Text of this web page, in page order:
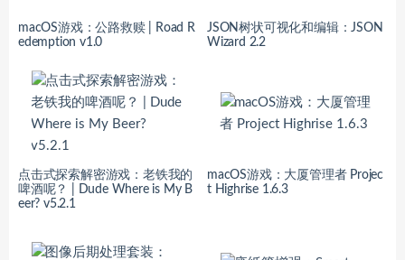
macOS游戏：公路救赎 | Road R
edemption v1.0
JSON树状可视化和编辑：JSON
Wizard 2.2
点击式探索解密游戏：老铁我的
啤酒呢？ | Dude Where is My B
eer? v5.2.1
macOS游戏：大厦管理者 Projec
t Highrise 1.6.3